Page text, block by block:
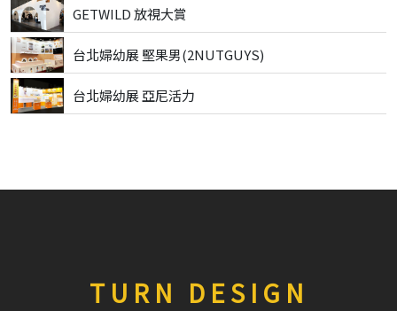
GETWILD 放視大賞
台北婦幼展 堅果男(2NUTGUYS)
台北婦幼展 亞尼活力
TURN DESIGN